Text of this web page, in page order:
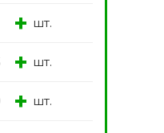
+ шт.
+ шт.
+ шт.